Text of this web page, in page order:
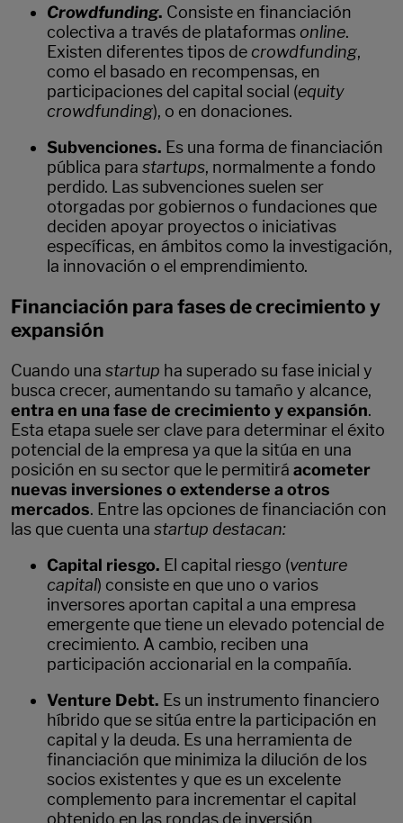
Crowdfunding. Consiste en financiación
colectiva a través de plataformas online.
Existen diferentes tipos de crowdfunding,
como el basado en recompensas, en
participaciones del capital social (equity
crowdfunding), o en donaciones.
Subvenciones. Es una forma de financiación
pública para startups, normalmente a fondo
perdido. Las subvenciones suelen ser
otorgadas por gobiernos o fundaciones que
deciden apoyar proyectos o iniciativas
específicas, en ámbitos como la investigación,
la innovación o el emprendimiento.
Financiación para fases de crecimiento y
expansión
Cuando una startup ha superado su fase inicial y
busca crecer, aumentando su tamaño y alcance,
entra en una fase de crecimiento y expansión.
Esta etapa suele ser clave para determinar el éxito
potencial de la empresa ya que la sitúa en una
posición en su sector que le permitirá acometer
nuevas inversiones o extenderse a otros
mercados. Entre las opciones de financiación con
las que cuenta una startup destacan:
Capital riesgo. El capital riesgo (venture
capital) consiste en que uno o varios
inversores aportan capital a una empresa
emergente que tiene un elevado potencial de
crecimiento. A cambio, reciben una
participación accionarial en la compañía.
Venture Debt. Es un instrumento financiero
híbrido que se sitúa entre la participación en
capital y la deuda. Es una herramienta de
financiación que minimiza la dilución de los
socios existentes y que es un excelente
complemento para incrementar el capital
obtenido en las rondas de inversión.